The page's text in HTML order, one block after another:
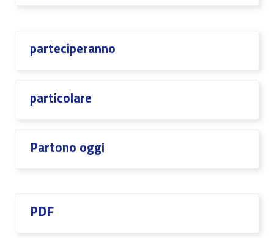
parteciperanno
particolare
Partono oggi
PDF